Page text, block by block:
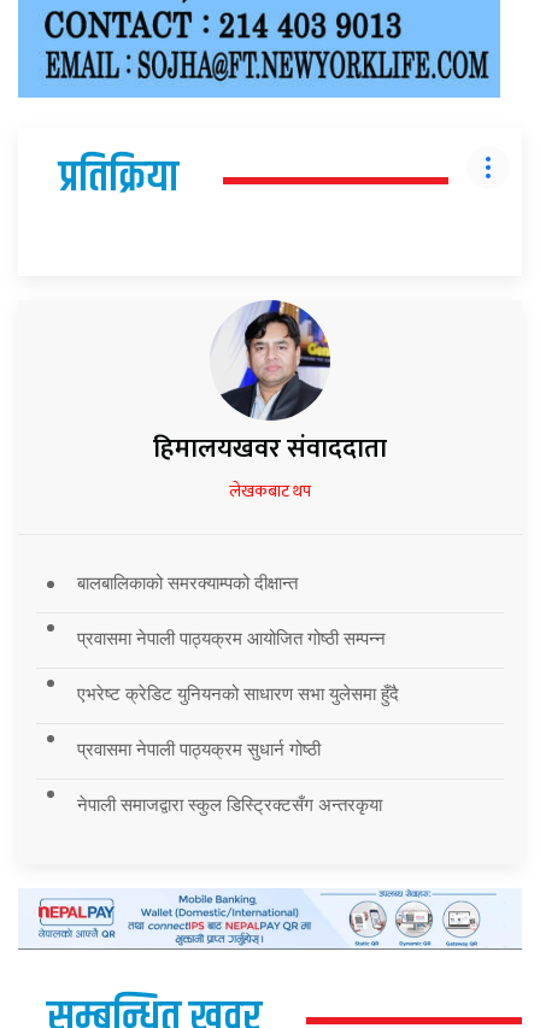
प्रतिक्रिया
हिमालयखवर संवाददाता
लेखकबाट थप
बालबालिकाको समरक्याम्पको दीक्षान्त
प्रवासमा नेपाली पाठ्यक्रम आयोजित गोष्ठी सम्पन्न
एभरेष्ट क्रेडिट युनियनको साधारण सभा युलेसमा हुँदै
प्रवासमा नेपाली पाठ्यक्रम सुधार्न गोष्ठी
नेपाली समाजद्वारा स्कुल डिस्ट्रिक्टसँग अन्तरकृया